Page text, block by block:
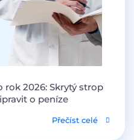
rok 2026: Skrytý strop
o peníze
Přečíst celé